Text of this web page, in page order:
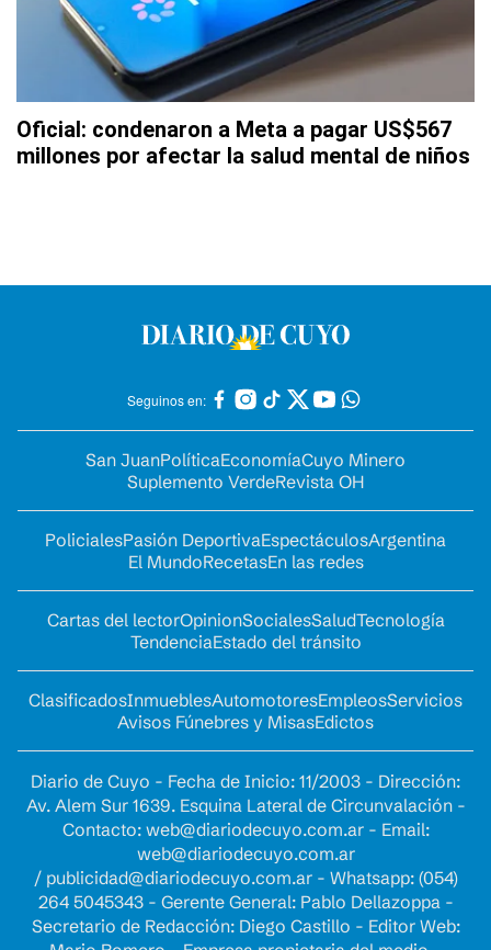
Oficial: condenaron a Meta a pagar US$567
millones por afectar la salud mental de niños
Seguinos en:
San JuanPolíticaEconomíaCuyo Minero
Suplemento VerdeRevista OH
PolicialesPasión DeportivaEspectáculosArgentina
El MundoRecetasEn las redes
Cartas del lectorOpinionSocialesSaludTecnología
TendenciaEstado del tránsito
ClasificadosInmueblesAutomotoresEmpleosServicios
Avisos Fúnebres y MisasEdictos
Diario de Cuyo - Fecha de Inicio: 11/2003 - Dirección:
Av. Alem Sur 1639. Esquina Lateral de Circunvalación -
Contacto: web@diariodecuyo.com.ar- Email:
web@diariodecuyo.com.ar
/ publicidad@diariodecuyo.com.ar- Whatsapp: (054)
264 5045343 - Gerente General: Pablo Dellazoppa -
Secretario de Redacción: Diego Castillo - Editor Web: